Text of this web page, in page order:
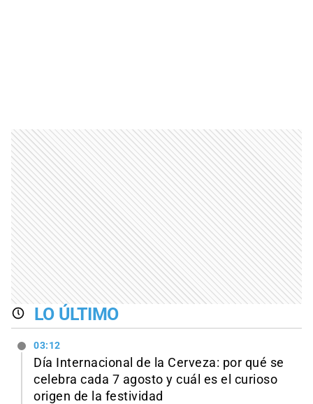
LO ÚLTIMO
03:12
Día Internacional de la Cerveza: por qué se
celebra cada 7 agosto y cuál es el curioso
origen de la festividad